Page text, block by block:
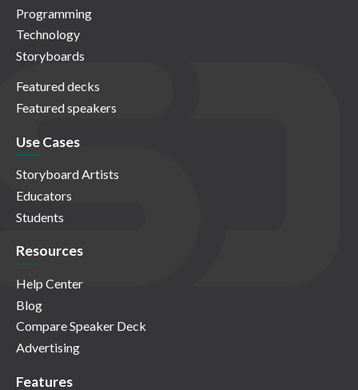
Programming
Technology
Storyboards
Featured decks
Featured speakers
Use Cases
Storyboard Artists
Educators
Students
Resources
Help Center
Blog
Compare Speaker Deck
Advertising
Features